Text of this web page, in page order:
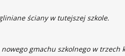
ściany w tutejszej szkole.
gmachu szkolnego w trzech